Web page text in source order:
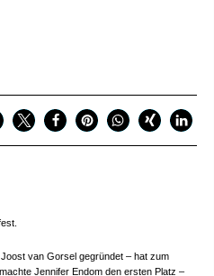
van Gorsel gegründet – hat zum
Jennifer Endom den ersten Platz –